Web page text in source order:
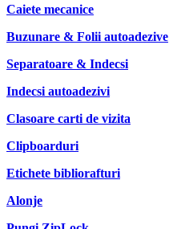
Caiete mecanice
Buzunare & Folii autoadezive
Separatoare & Indecsi
Indecsi autoadezivi
Clasoare carti de vizita
Clipboarduri
Etichete bibliorafturi
Alonje